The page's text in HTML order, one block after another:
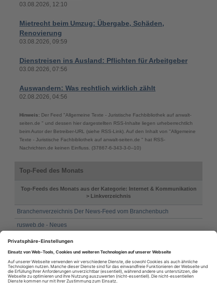
03.08.2026, 12:10
Mietrecht beim Umzug: Übergabe, Schäden,
Renovierung
03.08.2026, 09:59
Dienstreisen ins Ausland: Pflichten für Arbeitgeber
03.08.2026, 07:56
Auswandern: Was rechtlich wirklich zählt
02.08.2026, 04:56
Hinweis: Der Feed "Allgemeine Texte - Juristische Fachbibliothek auf anwalt-
seiten.de " und dessen hier dargestellten RSS-Inhalte liegen urheberrechtlich
beim Autor der Betreiber-URL (siehe RSS-Link). Auf den Inhalt von "Allgemeine
Texte - Juristische Fachbibliothek auf anwalt-seiten.de " hat RSS-
Nachrichten.de keinen Einfluss. (37867-6-343-3-0--10)
Top-Feed des Monats
Top-Feeds des Monats aus der Kategorie: Internet & Kommunikation
> Linkverzeichnis
Branchenverzeichnis Der News-Feed vom Branchenbuch
rusweb.de - Neues
Hundewelpen von ausgesuchten Zuechtern bei Welpen.de
Allgemeine Texte - Juristische Fachbibliothek auf anwalt-seiten.de
FMarket.de Online Film und Internet Video News
PC-Helpsite.net